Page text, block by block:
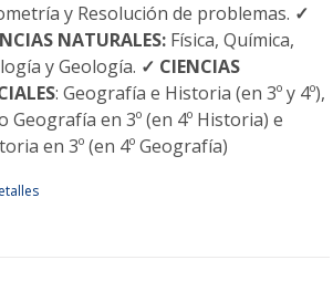
y Resolución de problemas. ✓
NATURALES:Física, Química,
y Geología. ✓ CIENCIAS
: Geografía e Historia (en 3º y 4º),
Geografía en 3º (en 4º Historia) e
en 3º (en 4º Geografía)